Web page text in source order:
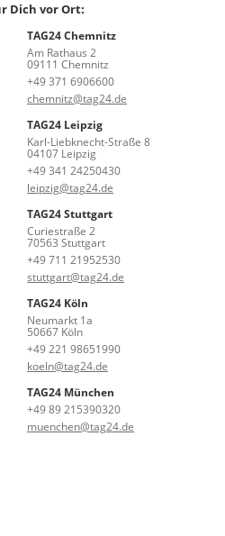
Dich vor Ort:
TAG24 Chemnitz
Am Rathaus 2
09111 Chemnitz
+49 371 6906600
chemnitz@tag24.de
TAG24 Leipzig
Karl-Liebknecht-Straße 8
04107 Leipzig
+49 341 24250430
leipzig@tag24.de
TAG24 Stuttgart
Curiestraße 2
70563 Stuttgart
+49 711 21952530
stuttgart@tag24.de
TAG24 Köln
Neumarkt 1a
50667 Köln
+49 221 98651990
koeln@tag24.de
TAG24 München
+49 89 215390320
muenchen@tag24.de